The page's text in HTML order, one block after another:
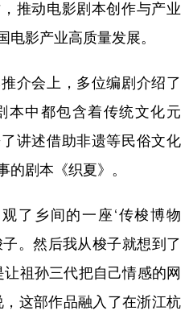
推动电影剧本创作与产业
电影产业高质量发展。
会上，多位编剧介绍了
本中都包含着传统文化元
讲述借助非遗等民俗文化
的剧本《织夏》。
乡间的一座‘传梭博物
。然后我从梭子就想到了
让祖孙三代把自己情感的网
这部作品融入了在浙江杭